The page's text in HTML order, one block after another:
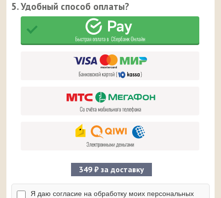
5. Удобный способ оплаты?
349 ₽ за доставку
Я даю согласие на обработку моих персональных